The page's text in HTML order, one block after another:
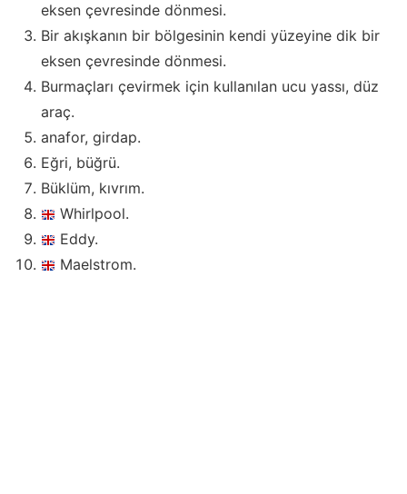
eksen çevresinde dönmesi.
Bir akışkanın bir bölgesinin kendi yüzeyine dik bir
eksen çevresinde dönmesi.
Burmaçları çevirmek için kullanılan ucu yassı, düz
araç.
anafor, girdap.
Eğri, büğrü.
Büklüm, kıvrım.
Whirlpool.
Eddy.
Maelstrom.